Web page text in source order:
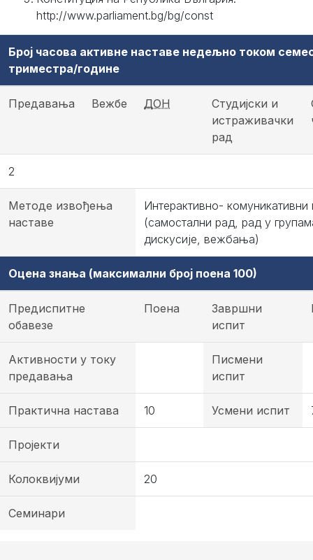
http://www.parliament.bg/bg/const
Број часова активне наставе недељно током
триместра/године
Предавања Вежбе ДОН
Студијски и
истраживачки
рад
2
Методе извођења
наставе
Интерактивно- комуникативни
(самостални рад, рад у
дискусије, вежбања)
Оцена знања (максимални број поена 100)
Предиспитне
обавезе
Поена
Завршни
испит
Активности у току
предавања
Писмени
испит
Практична настава 10 Усмени испит
Пројекти
Колоквијуми 20
Семинари